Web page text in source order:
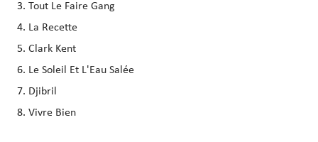
Tout Le Faire Gang
La Recette
Clark Kent
Le Soleil Et L'Eau Salée
Djibril
Vivre Bien